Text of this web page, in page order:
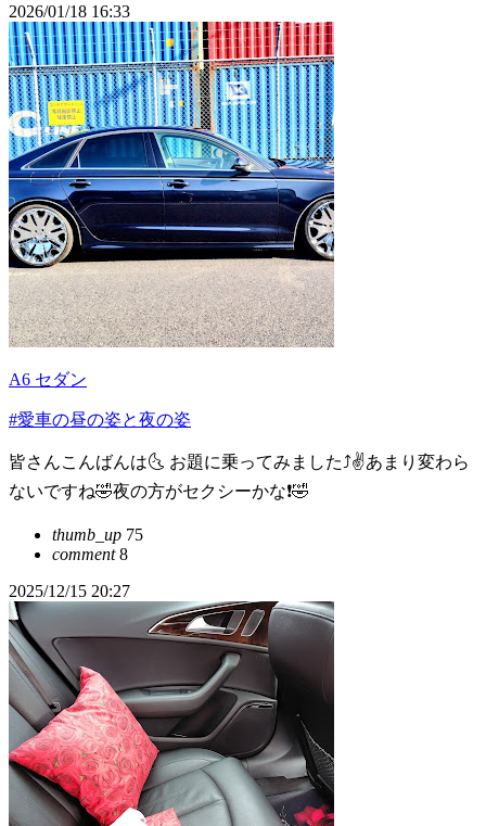
2026/01/18 16:33
A6 セダン
#愛車の昼の姿と夜の姿
皆さんこんばんは🌜 お題に乗ってみました⤴️✌️あまり変わら
ないですね🤣夜の方がセクシーかな❗🤣
thumb_up 75
comment8
2025/12/15 20:27